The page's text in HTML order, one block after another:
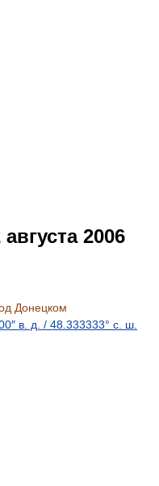
2006
Донецком
в. д. / 48.333333° с. ш.